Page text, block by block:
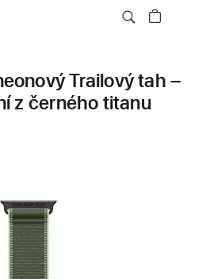
Trailový tah –
z černého titanu